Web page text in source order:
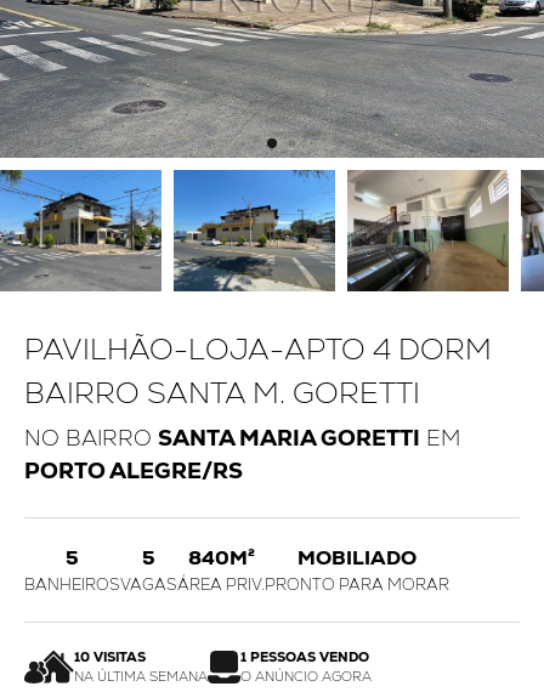
PAVILHÃO-LOJA-APTO 4 DORM
BAIRRO SANTA M. GORETTI
NO BAIRRO SANTA MARIA GORETTI EM
PORTO ALEGRE/RS
5
BANHEIROS
5
VAGAS
840M²
ÁREA PRIV.
MOBILIADO
PRONTO PARA MORAR
10 VISITAS
NA ÚLTIMA SEMANA
1 PESSOAS VENDO
O ANÚNCIO AGORA